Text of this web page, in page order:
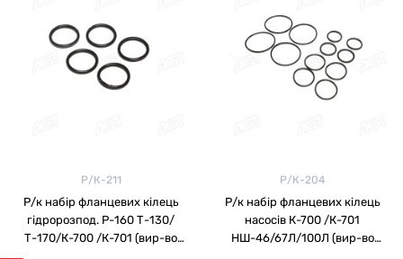
Р/К-211
Р/к набір фланцевих кілець
гідророзпод. Р-160 Т-130/
Т-170/К-700 /К-701 (вир-во
Р/К-204
Р/к набір фланцевих кілець
насосів К-700 /К-701
НШ-46/67Л/100Л (вир-во